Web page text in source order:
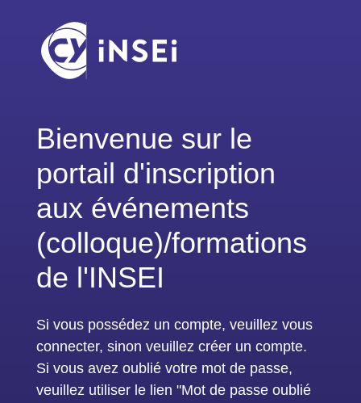
Bienvenue sur le
portail d'inscription
aux événements
(colloque)/formations
de l'INSEI
Si vous possédez un compte, veuillez vous
connecter, sinon veuillez créer un compte.
Si vous avez oublié votre mot de passe,
veuillez utiliser le lien "Mot de passe oublié